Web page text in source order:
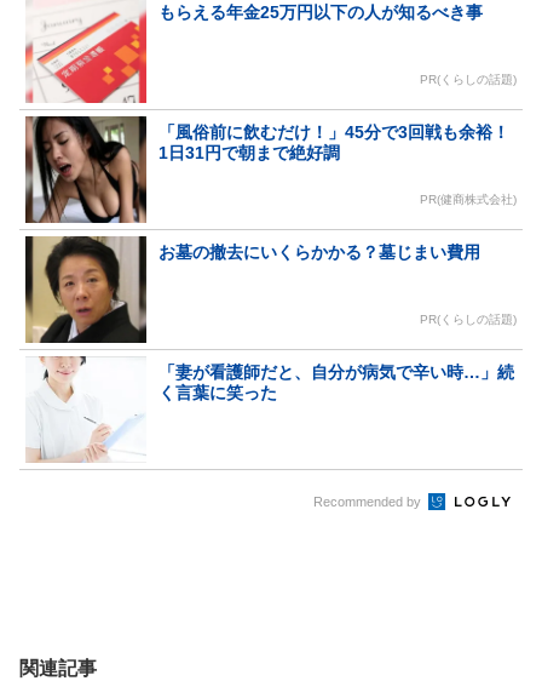
もらえる年金25万円以下の人が知るべき事
PR(くらしの話題)
「風俗前に飲むだけ！」45分で3回戦も余裕！
1日31円で朝まで絶好調
PR(健商株式会社)
お墓の撤去にいくらかかる？墓じまい費用
PR(くらしの話題)
「妻が看護師だと、自分が病気で辛い時…」続
く言葉に笑った
Recommended by
関連記事